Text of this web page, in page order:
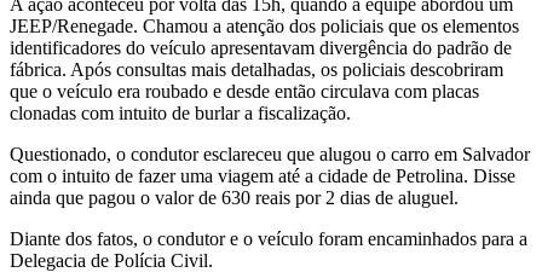
A ação aconteceu por volta das 15h, quando a equipe abordou um
JEEP/Renegade. Chamou a atenção dos policiais que os elementos
identificadores do veículo apresentavam divergência do padrão de
fábrica. Após consultas mais detalhadas, os policiais descobriram
que o veículo era roubado e desde então circulava com placas
clonadas com intuito de burlar a fiscalização.
Questionado, o condutor esclareceu que alugou o carro em Salvador
com o intuito de fazer uma viagem até a cidade de Petrolina. Disse
ainda que pagou o valor de 630 reais por 2 dias de aluguel.
Diante dos fatos, o condutor e o veículo foram encaminhados para a
Delegacia de Polícia Civil.